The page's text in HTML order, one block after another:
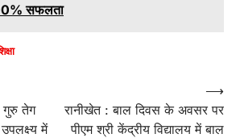
सफलता
गुरु तेग
में
रानीखेत : बाल दिवस के अवसर पर
पीएम श्री केंद्रीय विद्यालय में बाल
⟶